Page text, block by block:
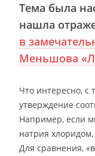
Тема была
нашла
в
Меньшова
Что интересно, с
утверждение
Например, если
натрия
Для сравнения,